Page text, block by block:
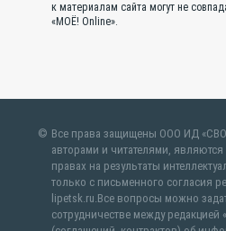
к материалам сайта могут не
«МОЁ! Online».
Все права защищены ООО ИД
авторами и читателями,
правах на результаты
только с письменного согласия
lipetsk.ru.Все вопросы можно
сотрудничестве между редакцией